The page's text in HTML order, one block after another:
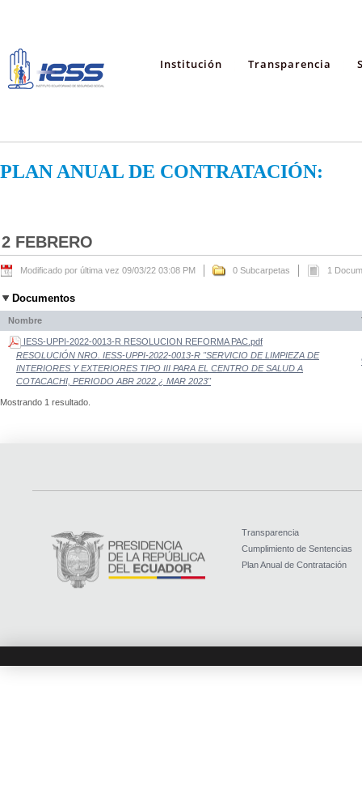
Institución Transparencia
PLAN ANUAL DE CONTRATACIÓN:
2 FEBRERO
Modificado por última vez 09/03/22 03:08 PM 0 Subcarpetas 1
Documentos
Nombre
IESS-UPPI-2022-0013-R RESOLUCION REFORMA PAC.pdf
RESOLUCIÓN NRO. IESS-UPPI-2022-0013-R "SERVICIO DE LIMPIEZA DE
INTERIORES Y EXTERIORES TIPO III PARA EL CENTRO DE SALUD A
COTACACHI, PERIODO ABR 2022 ¿ MAR 2023"
Mostrando 1 resultado.
Transparencia
Cumplimiento de Sentencias
Plan Anual de Contratación